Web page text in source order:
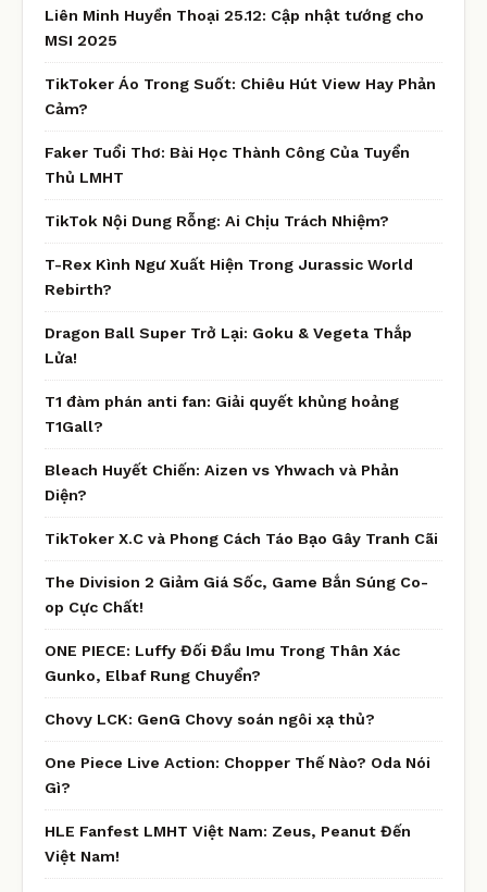
Liên Minh Huyền Thoại 25.12: Cập nhật tướng cho
MSI 2025
TikToker Áo Trong Suốt: Chiêu Hút View Hay Phản
Cảm?
Faker Tuổi Thơ: Bài Học Thành Công Của Tuyển
Thủ LMHT
TikTok Nội Dung Rỗng: Ai Chịu Trách Nhiệm?
T-Rex Kình Ngư Xuất Hiện Trong Jurassic World
Rebirth?
Dragon Ball Super Trở Lại: Goku & Vegeta Thắp
Lửa!
T1 đàm phán anti fan: Giải quyết khủng hoảng
T1Gall?
Bleach Huyết Chiến: Aizen vs Yhwach và Phản
Diện?
TikToker X.C và Phong Cách Táo Bạo Gây Tranh Cãi
The Division 2 Giảm Giá Sốc, Game Bắn Súng Co-
op Cực Chất!
ONE PIECE: Luffy Đối Đầu Imu Trong Thân Xác
Gunko, Elbaf Rung Chuyển?
Chovy LCK: GenG Chovy soán ngôi xạ thủ?
One Piece Live Action: Chopper Thế Nào? Oda Nói
Gì?
HLE Fanfest LMHT Việt Nam: Zeus, Peanut Đến
Việt Nam!